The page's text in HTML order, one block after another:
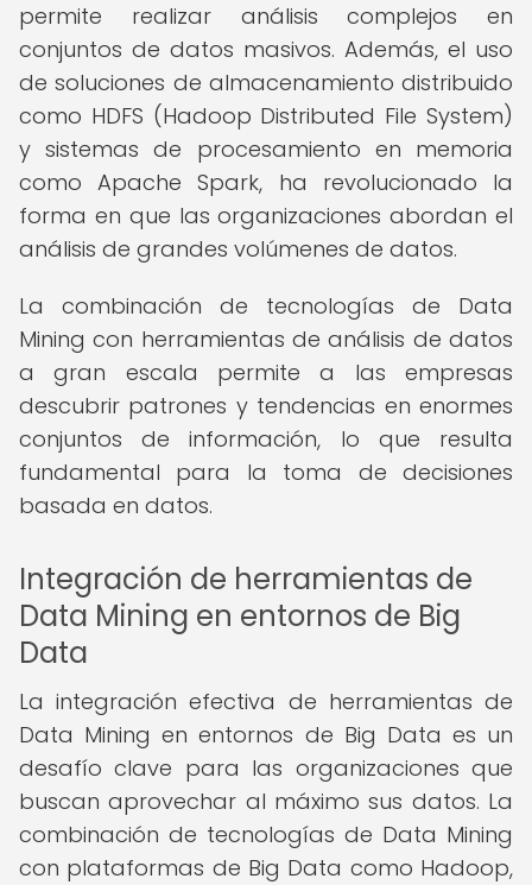
permite realizar análisis complejos en
conjuntos de datos masivos. Además, el uso
de soluciones de almacenamiento distribuido
como HDFS (Hadoop Distributed File System)
y sistemas de procesamiento en memoria
como Apache Spark, ha revolucionado la
forma en que las organizaciones abordan el
análisis de grandes volúmenes de datos.
La combinación de tecnologías de Data
Mining con herramientas de análisis de datos
a gran escala permite a las empresas
descubrir patrones y tendencias en enormes
conjuntos de información, lo que resulta
fundamental para la toma de decisiones
basada en datos.
Integración de herramientas de
Data Mining en entornos de Big
Data
La integración efectiva de herramientas de
Data Mining en entornos de Big Data es un
desafío clave para las organizaciones que
buscan aprovechar al máximo sus datos. La
combinación de tecnologías de Data Mining
con plataformas de Big Data como Hadoop,